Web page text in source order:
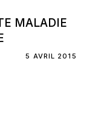
MALADIE
5 AVRIL 2015